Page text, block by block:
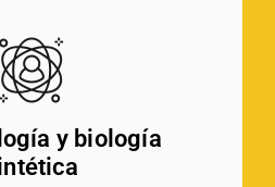
y biología